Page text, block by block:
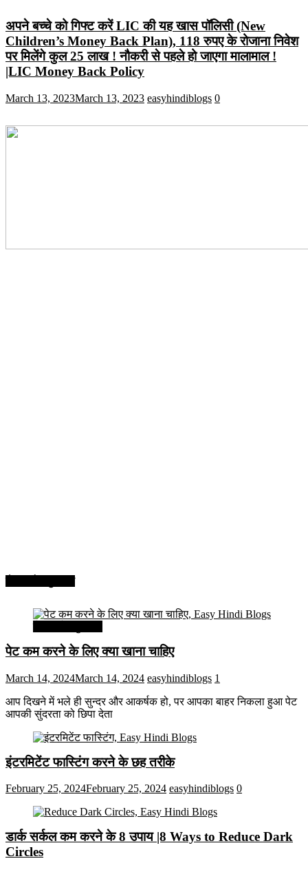
अपने बच्चे को गिफ्ट करें LIC की यह खास पॉलिसी (New
Children’s Money Back Plan), 118 रुपए के रोजाना निवेश
पर मिलेंगे कुल 25 लाख ! नौकरी से पहले हो जाएगा मालामाल !
|LIC Money Back Policy
March 13, 2023March 13, 2023 easyhindiblogs 0
पेट कम करने के लिए क्या खाना चाहिए
March 14, 2024March 14, 2024 easyhindiblogs 1
आप दिखने में भले ही सुन्दर और आकर्षक हो, पर आपका बाहर निकला हुआ पेट
आपकी सुंदरता को छिपा देता
इंटरमिटेंट फास्टिंग करने के छह तरीके
February 25, 2024February 25, 2024 easyhindiblogs 0
डार्क सर्कल कम करने के 8 उपाय |8 Ways to Reduce Dark
Circles